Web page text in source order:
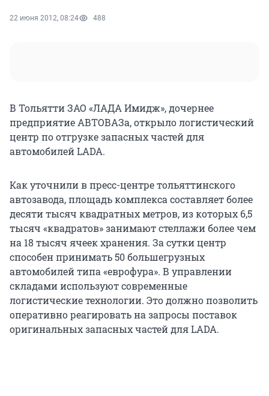
22 июня 2012, 08:24 488
В Тольятти ЗАО «ЛАДА Имидж», дочернее
предприятие АВТОВАЗа, открыло логистический
центр по отгрузке запасных частей для
автомобилей LADA.
Как уточнили в пресс-центре тольяттинского
автозавода, площадь комплекса составляет более
десяти тысяч квадратных метров, из которых 6,5
тысяч «квадратов» занимают стеллажи более чем
на 18 тысяч ячеек хранения. За сутки центр
способен принимать 50 большегрузных
автомобилей типа «еврофура». В управлении
складами используют современные
логистические технологии. Это должно позволить
оперативно реагировать на запросы поставок
оригинальных запасных частей для LADA.